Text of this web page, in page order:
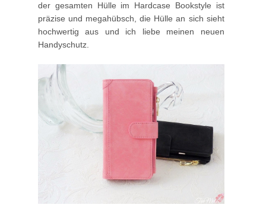
der gesamten Hülle im Hardcase Bookstyle ist
präzise und megahübsch, die Hülle an sich sieht
hochwertig aus und ich liebe meinen neuen
Handyschutz.